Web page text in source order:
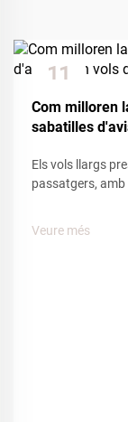
11
Com milloren
sabatilles
Els vols llargs
passatgers,
Veure més